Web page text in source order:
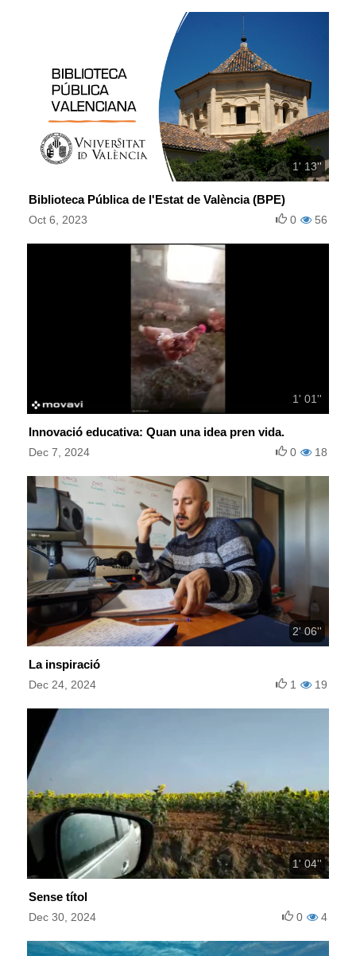
1' 13''
Biblioteca Pública de l'Estat de València (BPE)
Oct 6, 2023 56
0
1' 01''
Innovació educativa: Quan una idea pren vida.
Dec 7, 2024 18
0
2' 06''
La inspiració
Dec 24, 2024 19
1
1' 04''
Sense títol
Dec 30, 2024 4
0